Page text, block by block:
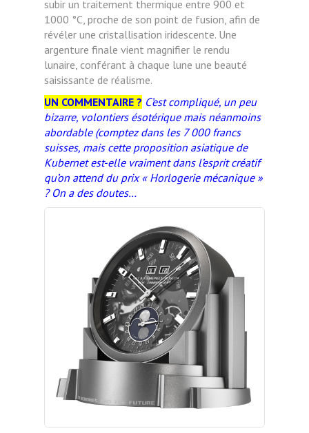
subir un traitement thermique entre 900 et
1000 °C, proche de son point de fusion, afin de
révéler une cristallisation iridescente. Une
argenture finale vient magnifier le rendu
lunaire, conférant à chaque lune une beauté
saisissante de réalisme.
UN COMMENTAIRE ? C’est compliqué, un peu
bizarre, volontiers ésotérique mais néanmoins
abordable (comptez dans les 7 000 francs
suisses, mais cette proposition asiatique de
Kubernet est-elle vraiment dans l’esprit créatif
qu’on attend du prix « Horlogerie mécanique »
? On a des doutes…